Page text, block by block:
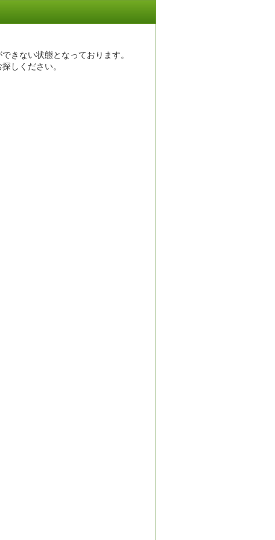
きない状態となっております。
しください。